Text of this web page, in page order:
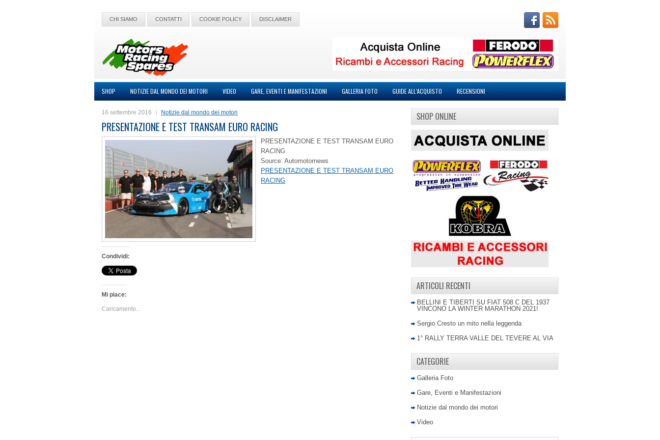
CHI SIAMO CONTATTI COOKIE POLICY DISCLAIMER
SHOP NOTIZIE DAL MONDO DEI MOTORI VIDEO GARE, EVENTI E MANIFESTAZIONI GALLERIA FOTO GUIDE ALL’ACQUISTO RECENSIONI
16 settembre 2016 Notizie dal mondo dei motori
PRESENTAZIONE E TEST TRANSAM EURO RACING
PRESENTAZIONE E TEST TRANSAM EURO
RACING
Source: Automotornews
PRESENTAZIONE E TEST TRANSAM EURO
RACING
Condividi:
Mi piace:
Caricamento...
SHOP ONLINE
ARTICOLI RECENTI
BELLINI E TIBERTI SU FIAT 508 C DEL 1937
VINCONO LA WINTER MARATHON 2021!
Sergio Cresto un mito nella leggenda
1° RALLY TERRA VALLE DEL TEVERE AL VIA
CATEGORIE
Galleria Foto
Gare, Eventi e Manifestazioni
Notizie dal mondo dei motori
Video